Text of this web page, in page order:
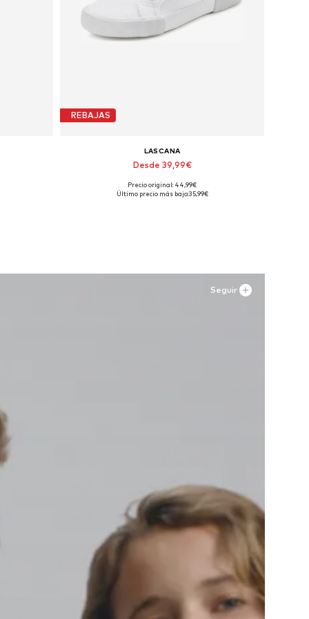
REBAJAS
LASCANA
Desde 39,99€
Precio original: 44,99€
Último precio más bajo:35,99€
Seguir